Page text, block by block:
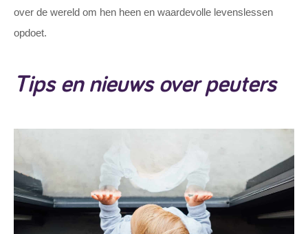
over de wereld om hen heen en waardevolle levenslessen
opdoet.
Tips en nieuws over peuters